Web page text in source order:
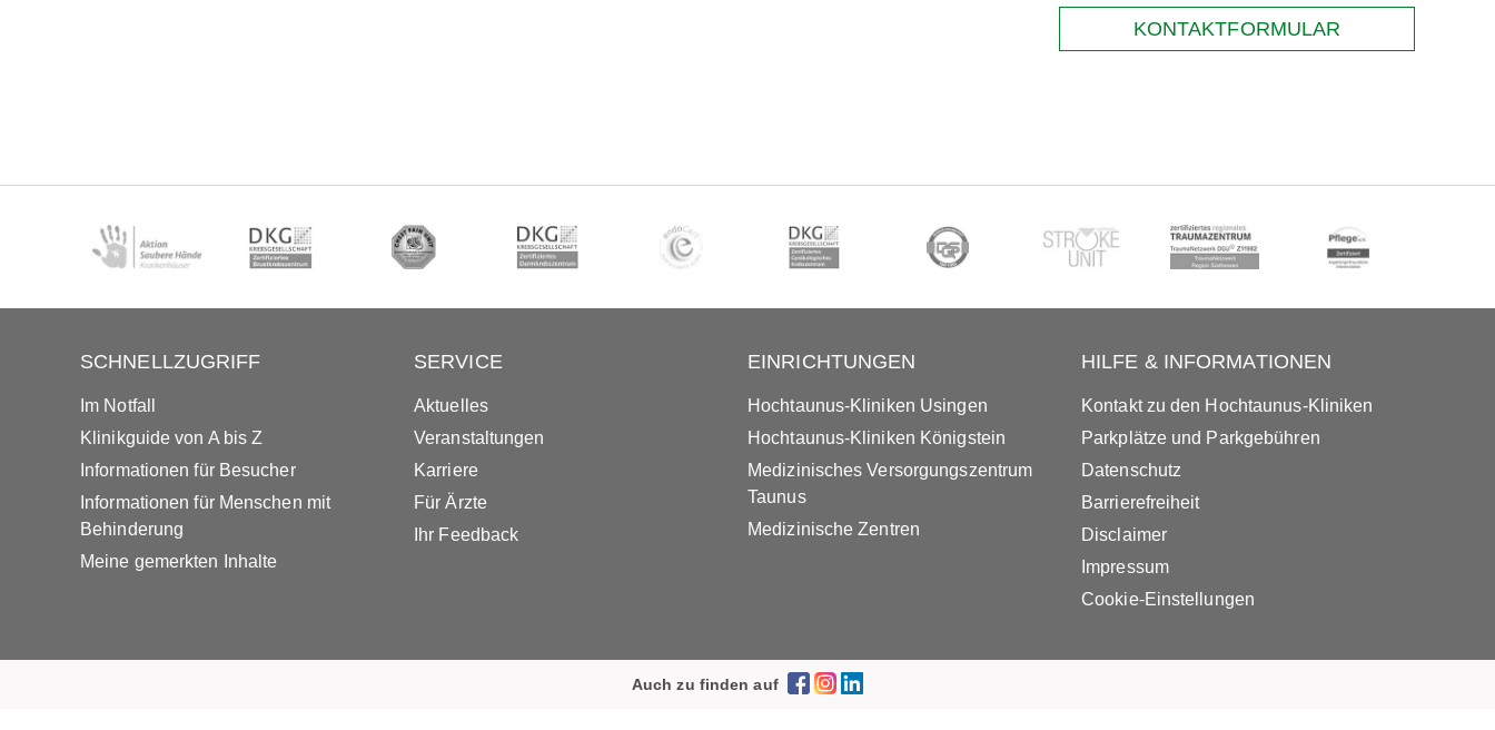
KONTAKTFORMULAR
SCHNELLZUGRIFF
Im Notfall
Klinikguide von A bis Z
Informationen für Besucher
Informationen für Menschen mit
Behinderung
Meine gemerkten Inhalte
SERVICE
Aktuelles
Veranstaltungen
Karriere
Für Ärzte
Ihr Feedback
EINRICHTUNGEN
Hochtaunus-Kliniken Usingen
Hochtaunus-Kliniken Königstein
Medizinisches Versorgungszentrum
Taunus
Medizinische Zentren
HILFE & INFORMATIONEN
Kontakt zu den Hochtaunus-Kliniken
Parkplätze und Parkgebühren
Datenschutz
Barrierefreiheit
Disclaimer
Impressum
Cookie-Einstellungen
Auch zu finden auf